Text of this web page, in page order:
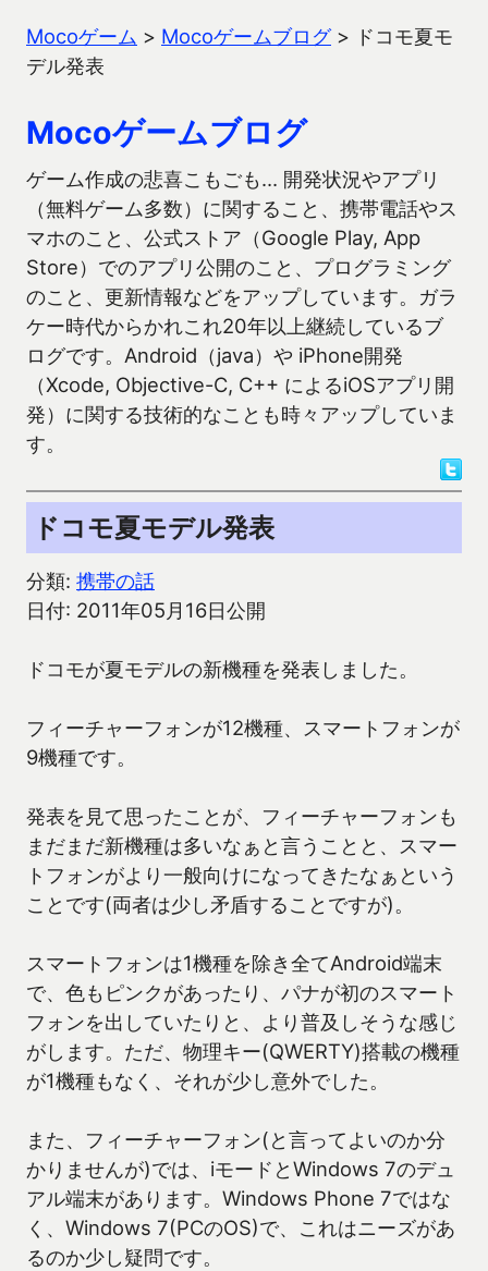
Mocoゲーム > Mocoゲームブログ> ドコモ夏モ
デル発表
Mocoゲームブログ
ゲーム作成の悲喜こもごも… 開発状況やアプリ
（無料ゲーム多数）に関すること、携帯電話やス
マホのこと、公式ストア（Google Play, App
Store）でのアプリ公開のこと、プログラミング
のこと、更新情報などをアップしています。ガラ
ケー時代からかれこれ20年以上継続しているブ
ログです。Android（java）や iPhone開発
（Xcode, Objective-C, C++ によるiOSアプリ開
発）に関する技術的なことも時々アップしていま
す。
ドコモ夏モデル発表
分類: 携帯の話
日付: 2011年05月16日公開
ドコモが夏モデルの新機種を発表しました。
フィーチャーフォンが12機種、スマートフォンが
9機種です。
発表を見て思ったことが、フィーチャーフォンも
まだまだ新機種は多いなぁと言うことと、スマー
トフォンがより一般向けになってきたなぁという
ことです(両者は少し矛盾することですが)。
スマートフォンは1機種を除き全てAndroid端末
で、色もピンクがあったり、パナが初のスマート
フォンを出していたりと、より普及しそうな感じ
がします。ただ、物理キー(QWERTY)搭載の機種
が1機種もなく、それが少し意外でした。
また、フィーチャーフォン(と言ってよいのか分
かりませんが)では、iモードとWindows 7のデュ
アル端末があります。Windows Phone 7ではな
く、Windows 7(PCのOS)で、これはニーズがあ
るのか少し疑問です。